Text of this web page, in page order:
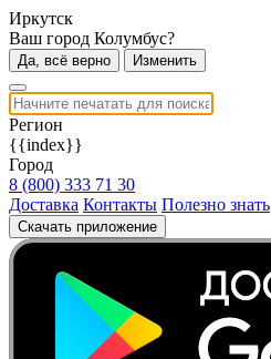
Иркутск
Ваш город Колумбус?
Да, всё верно Изменить
Регион
{{index}}
Город
8 (800) 333 71 30
Доставка Контакты Полезно знать
Скачать приложение